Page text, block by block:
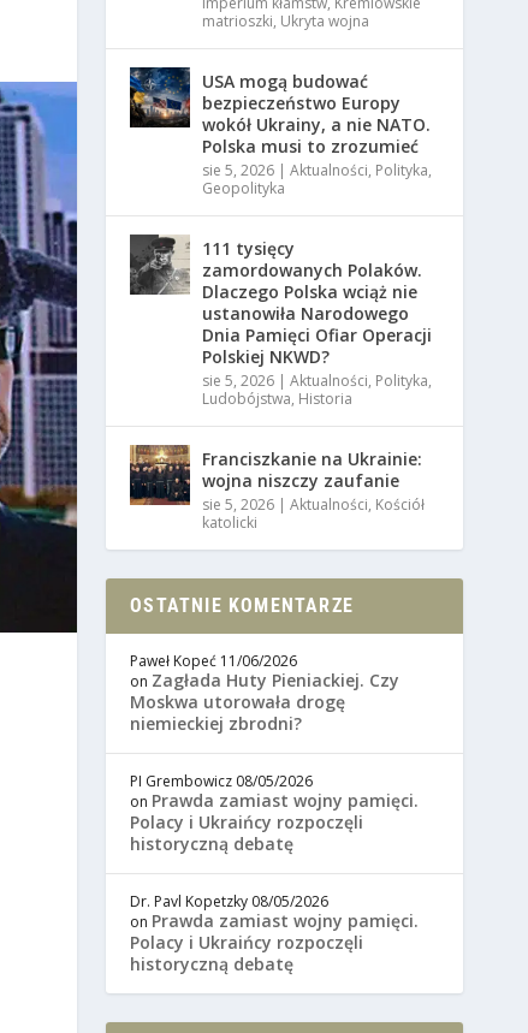
matrioszki, Ukryta wojna
USA mogą budować
bezpieczeństwo Europy
wokół Ukrainy, a nie NATO.
Polska musi to zrozumieć
sie 5, 2026 |Aktualności, Polityka,
Geopolityka
111 tysięcy
zamordowanych Polaków.
Dlaczego Polska wciąż nie
ustanowiła Narodowego
Dnia Pamięci Ofiar Operacji
Polskiej NKWD?
sie 5, 2026 |Aktualności, Polityka,
Ludobójstwa, Historia
Franciszkanie na Ukrainie:
wojna niszczy zaufanie
sie 5, 2026 |Aktualności, Kościół
katolicki
OSTATNIE KOMENTARZE
Paweł Kopeć 11/06/2026
on Zagłada Huty Pieniackiej. Czy
Moskwa utorowała drogę
niemieckiej zbrodni?
PI Grembowicz 08/05/2026
on Prawda zamiast wojny pamięci.
Polacy i Ukraińcy rozpoczęli
historyczną debatę
Dr. Pavl Kopetzky 08/05/2026
on Prawda zamiast wojny pamięci.
Polacy i Ukraińcy rozpoczęli
historyczną debatę